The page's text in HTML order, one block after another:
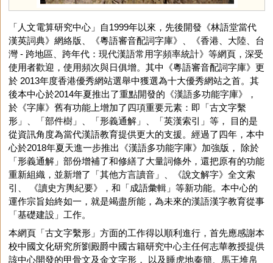
「人文電算研究中心」自1999年以來，先後開發《林語堂當代
漢英詞典》網絡版、《粵語審音配詞字庫》、《香港、大陸、台
灣 - 跨地區、跨年代：現代漢語常用字頻率統計》等網頁，深受
使用者歡迎，使用頻次與日俱增。其中《粵語審音配詞字庫》更
於 2013年度香港優秀網站選舉中獲選為十大優秀網站之首。其
後本中心於2014年夏推出了重點開發的《漢語多功能字庫》，
於《字庫》舊有功能上增加了四項重要元素：即「古文字繫
形」、「部件樹」、「形義通解」、「英漢索引」等， 目的是
從資訊角度為當代漢語教育提供更大的支援。經過了四年，本中
心於2018年夏天進一步推出《漢語多功能字庫》加強版， 除於
「形義通解」部份增補了和修繕了大量詞條外，還把原有的功能
重新組織，並新增了「其他方言讀音」、《說文解字》全文索
引、 《讀史方輿紀要》，和「成語彙輯」等新功能。本中心的
運作宗旨始終如一，就是竭盡所能，為未來的漢語漢字教育從事
「基礎建設」工作。
本網頁「古文字繫形」方面的工作得以順利進行，首先應感謝本
校中國文化研究所劉殿爵中國古籍研究中心主任何志華教授提供
該中心開發的甲骨文及金文字形， 以及睡虎地秦簡、馬王堆帛